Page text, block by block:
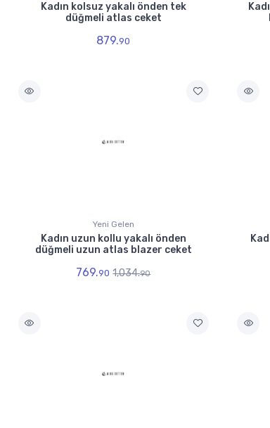
Kadın kolsuz yakalı önden tek
düğmeli atlas ceket
879.90
Yeni Gelen
Kadın uzun kollu yakalı önden
düğmeli uzun atlas blazer ceket
769.90 1,034.90